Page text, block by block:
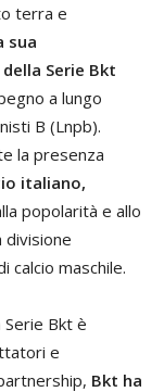
terra e
sua
Serie Bkt
a lungo
B (Lnpb).
la presenza
italiano,
popolarità e allo
divisione
calcio maschile.
Bkt è
e
Bkt ha